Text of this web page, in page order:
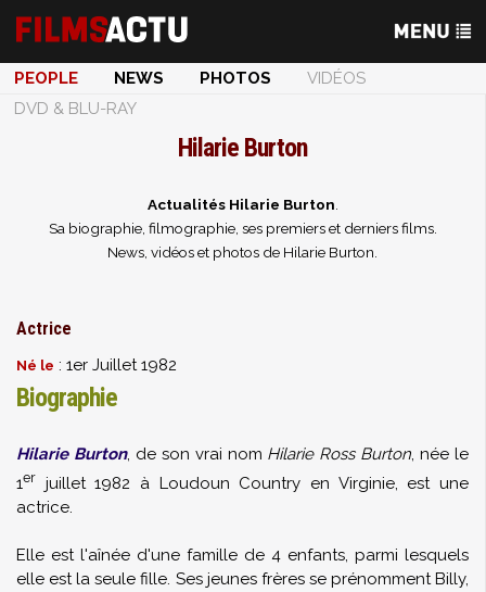
PEOPLE NEWS PHOTOS
VIDÉOS
DVD & BLU-RAY
Hilarie Burton
Actualités Hilarie Burton
Sa biographie, filmographie, ses premiers et derniers films.
News, vidéos et photos de Hilarie Burton.
Actrice
Né le : 1er Juillet 1982
Biographie
Hilarie Burton, de son vrai nom Hilarie Ross Burton, née le
1er juillet 1982 à Loudoun Country en Virginie, est une
actrice.
Elle est l'aînée d'une famille de 4 enfants, parmi lesquels
elle est la seule fille. Ses jeunes frères se prénomment Billy,